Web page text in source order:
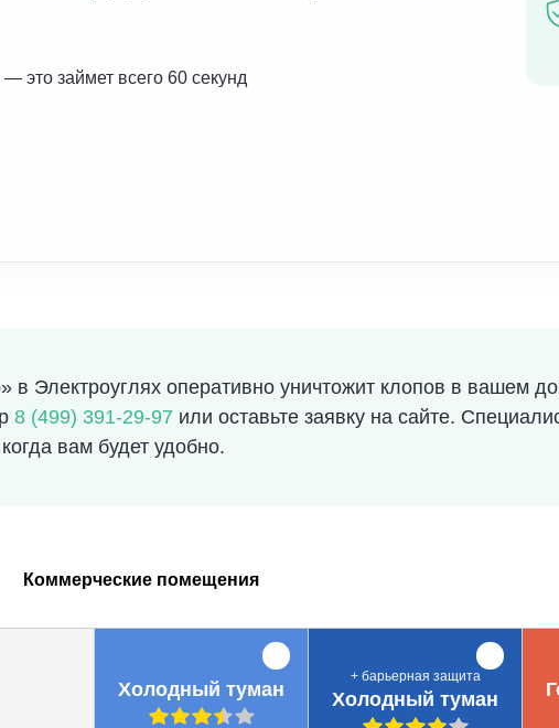
это займет всего 60 секунд
Электроуглях оперативно уничтожит клопов в вашем
8 (499) 391-29-97 или оставьте заявку на сайте.
вам будет удобно.
Коммерческие помещения
Холодный туман
+ барьерная защита
Холодный туман